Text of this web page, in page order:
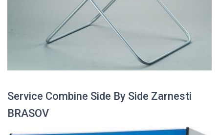
Service Combine Side By Side Zarnesti
BRASOV